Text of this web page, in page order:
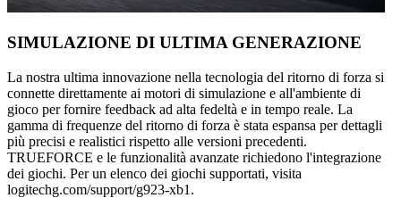
SIMULAZIONE DI ULTIMA GENERAZIONE
La nostra ultima innovazione nella tecnologia del ritorno di forza si
connette direttamente ai motori di simulazione e all'ambiente di
gioco per fornire feedback ad alta fedeltà e in tempo reale. La
gamma di frequenze del ritorno di forza è stata espansa per dettagli
più precisi e realistici rispetto alle versioni precedenti.
TRUEFORCE e le funzionalità avanzate richiedono l'integrazione
dei giochi. Per un elenco dei giochi supportati, visita
logitechg.com/support/g923-xb1.